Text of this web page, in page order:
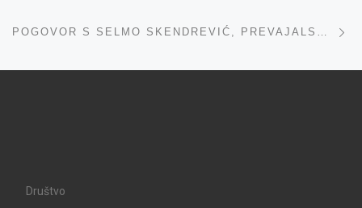
POGOVOR S SELMO SKENDREVIĆ, PREVAJALSKI SEMINAR 2025
Društvo